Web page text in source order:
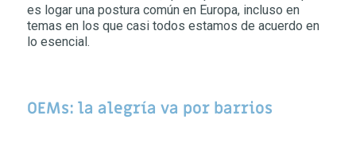
es logar una postura común en Europa, incluso en
temas en los que casi todos estamos de acuerdo en
lo esencial.
OEMs: la alegría va por barrios